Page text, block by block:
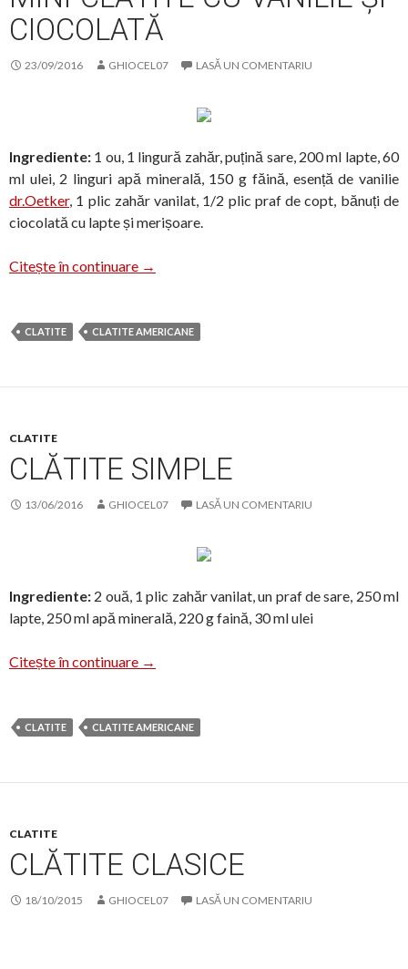
CIOCOLATĂ
23/09/2016 GHIOCEL07 LASĂ UN COMENTARIU
Ingrediente: 1 ou, 1 lingură zahăr, puțină sare, 200 ml lapte, 60
ml ulei, 2 linguri apă minerală, 150 g făină, esență de vanilie
dr.Oetker, 1 plic zahăr vanilat, 1/2 plic praf de copt, bănuți de
ciocolată cu lapte și merișoare.
Citește în continuare Mini-clătite cu vanilie și ciocolată
→
CLATITE CLATITE AMERICANE
CLATITE
CLĂTITE SIMPLE
13/06/2016 GHIOCEL07 LASĂ UN COMENTARIU
Ingrediente: 2 ouă, 1 plic zahăr vanilat, un praf de sare, 250 ml
lapte, 250 ml apă minerală, 220 g faină, 30 ml ulei
Citește în continuare Clătite simple
→
CLATITE CLATITE AMERICANE
CLATITE
CLĂTITE CLASICE
18/10/2015 GHIOCEL07 LASĂ UN COMENTARIU